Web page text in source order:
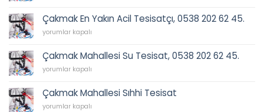
62
45.
için
0538
202
62
için
Çakmak En Yakın Acil Tesisatçı, 0538 202 62 45.
Çakmak
Yakın
Acil
Tesisatçı,
202
62
45.
yorumlar kapalı
Çakmak Mahallesi Su Tesisat, 0538 202 62 45.
Çakmak
Tesisat,
0538
yorumlar kapalı
Çakmak Mahallesi Sıhhi Tesisat
Çakmak
yorumlar kapalı